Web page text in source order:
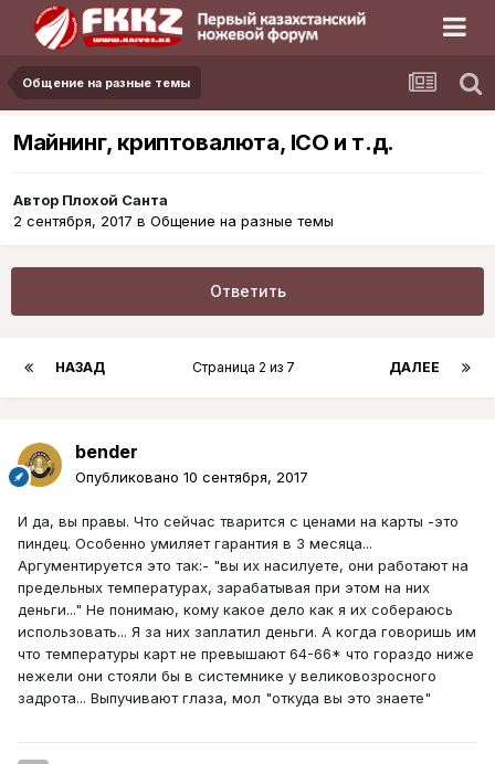
Общение на разные темы
Майнинг, криптовалюта, ICO и т.д.
Автор Плохой Санта
2 сентября, 2017 в Общение на разные темы
Ответить
НАЗАД ДАЛЕЕ
Страница 2 из 7
bender
Опубликовано 10 сентября, 2017
И да, вы правы. Что сейчас тварится с ценами на карты -это
пиндец. Особенно умиляет гарантия в 3 месяца...
Аргументируется это так:- "вы их насилуете, они работают на
предельных температурах, зарабатывая при этом на них
деньги..." Не понимаю, кому какое дело как я их собераюсь
использовать... Я за них заплатил деньги. А когда говоришь им
что температуры карт не превышают 64-66* что гораздо ниже
нежели они стояли бы в системнике у великовозросного
задрота... Выпучивают глаза, мол "откуда вы это знаете"